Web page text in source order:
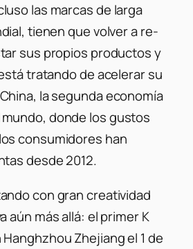
las marcas de larga
tienen que volver a re-
sus propios productos y
tratando de acelerar su
la segunda economía
donde los gustos
consumidores han
desde 2012.
con gran creatividad
aún más allá: el primer K
Hanghzhou Zhejiang el 1 de